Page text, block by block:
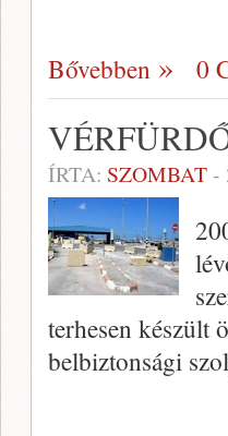
Bővebben 0
ÍRTA: SZOMBAT-
terhesen készült
belbiztonsági